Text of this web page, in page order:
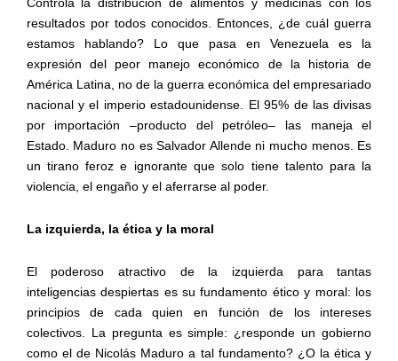
resultados por todos conocidos. Entonces, ¿de cuál guerra
estamos hablando? Lo que pasa en Venezuela es la
expresión del peor manejo económico de la historia de
América Latina, no de la guerra económica del empresariado
nacional y el imperio estadounidense. El 95% de las divisas
por importación –producto del petróleo– las maneja el
Estado. Maduro no es Salvador Allende ni mucho menos. Es
un tirano feroz e ignorante que solo tiene talento para la
violencia, el engaño y el aferrarse al poder.
La izquierda, la ética y la moral
El poderoso atractivo de la izquierda para tantas
inteligencias despiertas es su fundamento ético y moral: los
principios de cada quien en función de los intereses
colectivos. La pregunta es simple: ¿responde un gobierno
como el de Nicolás Maduro a tal fundamento? ¿O la ética y